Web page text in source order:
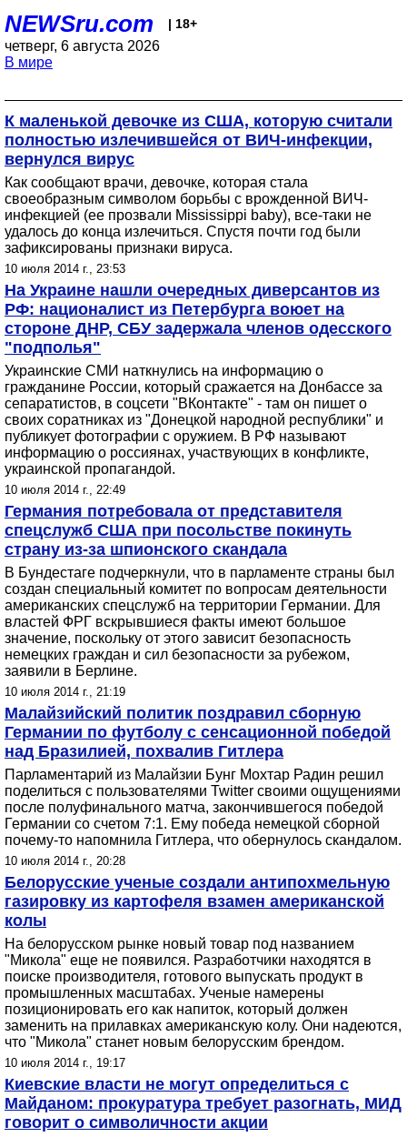
NEWSru.com | 18+
четверг, 6 августа 2026
В мире
К маленькой девочке из США, которую считали
полностью излечившейся от ВИЧ-инфекции,
вернулся вирус
Как сообщают врачи, девочке, которая стала
своеобразным символом борьбы с врожденной ВИЧ-
инфекцией (ее прозвали Mississippi baby), все-таки не
удалось до конца излечиться. Спустя почти год были
зафиксированы признаки вируса.
10 июля 2014 г., 23:53
На Украине нашли очередных диверсантов из
РФ: националист из Петербурга воюет на
стороне ДНР, СБУ задержала членов одесского
"подполья"
Украинские СМИ наткнулись на информацию о
гражданине России, который сражается на Донбассе за
сепаратистов, в соцсети "ВКонтакте" - там он пишет о
своих соратниках из "Донецкой народной республики" и
публикует фотографии с оружием. В РФ называют
информацию о россиянах, участвующих в конфликте,
украинской пропагандой.
10 июля 2014 г., 22:49
Германия потребовала от представителя
спецслужб США при посольстве покинуть
страну из-за шпионского скандала
В Бундестаге подчеркнули, что в парламенте страны был
создан специальный комитет по вопросам деятельности
американских спецслужб на территории Германии. Для
властей ФРГ вскрывшиеся факты имеют большое
значение, поскольку от этого зависит безопасность
немецких граждан и сил безопасности за рубежом,
заявили в Берлине.
10 июля 2014 г., 21:19
Малайзийский политик поздравил сборную
Германии по футболу с сенсационной победой
над Бразилией, похвалив Гитлера
Парламентарий из Малайзии Бунг Мохтар Радин решил
поделиться с пользователями Twitter своими ощущениями
после полуфинального матча, закончившегося победой
Германии со счетом 7:1. Ему победа немецкой сборной
почему-то напомнила Гитлера, что обернулось скандалом.
10 июля 2014 г., 20:28
Белорусские ученые создали антипохмельную
газировку из картофеля взамен американской
колы
На белорусском рынке новый товар под названием
"Микола" еще не появился. Разработчики находятся в
поиске производителя, готового выпускать продукт в
промышленных масштабах. Ученые намерены
позиционировать его как напиток, который должен
заменить на прилавках американскую колу. Они надеются,
что "Микола" станет новым белорусским брендом.
10 июля 2014 г., 19:17
Киевские власти не могут определиться с
Майданом: прокуратура требует разогнать, МИД
говорит о символичности акции